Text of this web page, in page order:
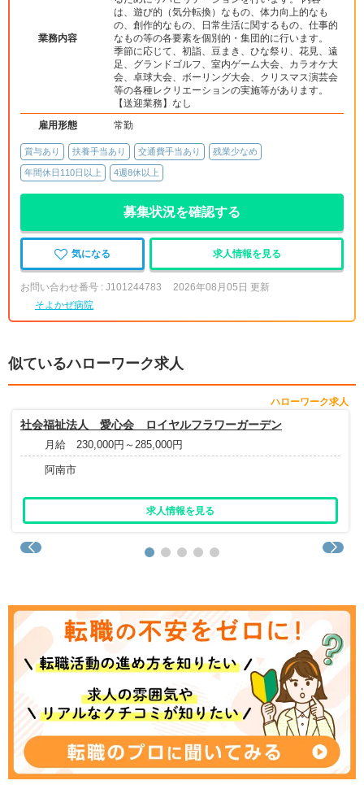
業務内容
は、遊び的（気分転換）なもの、体力向上的なも
の、創作的なもの、日常生活に関するもの、仕事的
なもの等の各要素を個別的・集団的に行います。
季節に応じて、初詣、豆まき、ひな祭り、花見、遠
足、グランドゴルフ、室内ゲーム大会、カラオケ大
会、卓球大会、ボーリング大会、クリスマス演芸会
等の各種レクリエーションの実施等があります。
【送迎業務】なし
雇用形態
常勤
賞与あり 扶養手当あり 交通費手当あり 残業少なめ
年間休日110日以上 4週8休以上
募集状況を確認する
気になる 求人情報を見る
お問い合わせ番号 : J101244783
2026年08月05日 更新
そよかぜ病院
似ているハローワーク求人
ハローワーク求人
社会福祉法人 愛心会 ロイヤルフラワーガーデン
月給 230,000円～285,000円
阿南市
求人情報を見る